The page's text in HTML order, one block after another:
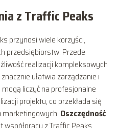
z Traffic Peaks
przynosi wiele korzyści,
przedsiębiorstw. Przede
realizacji kompleksowych
ułatwia zarządzanie i
liczyć na profesjonalne
projektu, co przekłada się
marketingowych. Oszczędność